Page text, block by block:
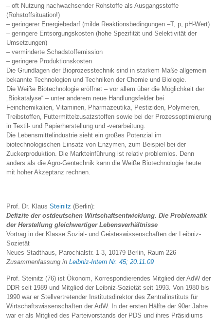
– oft Nutzung nachwachsender Rohstoffe als Ausgangsstoffe
(Rohstoffsituation!)
– geringerer Energiebedarf (milde Reaktionsbedingungen –T, p, pH-Wert)
– geringere Entsorgungskosten (hohe Spezifität und Selektivität der
Umsetzungen)
– verminderte Schadstoffemission
– geringere Produktionskosten
Die Grundlagen der Bioprozesstechnik sind in starkem Maße allgemein
bekannte Technologien und Techniken der Chemie und Biologie.
Die Weiße Biotechnologie eröffnet – vor allem über die Möglichkeit der
„Biokatalyse“ – unter anderem neue Handlungsfelder bei
Feinchemikalien, Vitaminen, Pharmazeutika, Pestiziden, Polymeren,
Treibstoffen, Futtermittelzusatzstoffen sowie bei der Prozessoptimierung
in Textil- und Papierherstellung und -verarbeitung.
Die Lebensmittelindustrie sieht ein großes Potenzial im
biotechnologischen Einsatz von Enzymen, zum Beispiel bei der
Zuckerproduktion. Die Markteinführung ist relativ problemlos. Denn
anders als die Agro-Gentechnik kann die Weiße Biotechnologie heute
mit hoher Akzeptanz rechnen.
Prof. Dr. KlausSteinitz (Berlin):
Defizite der ostdeutschen Wirtschaftsentwicklung. Die Problematik
der Herstellung gleichwertiger Lebensverhältnisse
Vortrag in der Klasse Sozial- und Geisteswissenschaften der Leibniz-
Sozietät
Neues Stadthaus, Parochialstr. 1-3, 10179 Berlin, Raum 226
Zusammenfassung inLeibniz-Intern Nr. 45; 20.11.09
Prof. Steinitz (76) ist Ökonom, Korrespondierendes Mitglied der AdW der
DDR seit 1989 und Mitglied der Leibniz-Sozietät seit 1993. Von 1980 bis
1990 war er Stellvertretender Institutsdirektor des Zentralinstituts für
Wirtschaftswissenschaften der AdW. In der ersten Hälfte der 90er Jahre
war er als Mitglied des Parteivorstands der PDS und ihres Präsidiums